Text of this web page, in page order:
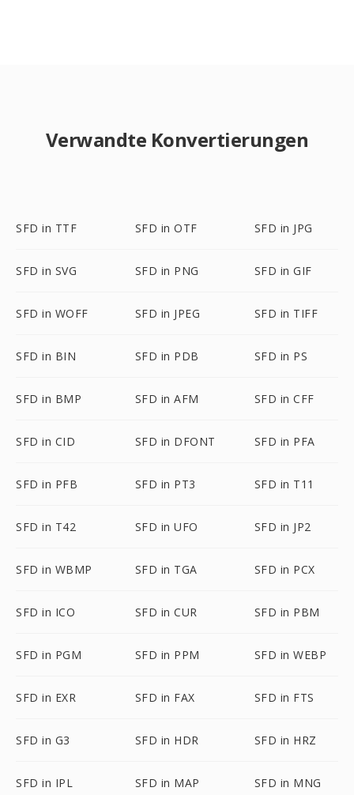
Verwandte Konvertierungen
SFD in TTF SFD in OTF SFD in JPG
SFD in SVG SFD in PNG SFD in GIF
SFD in WOFF SFD in JPEG SFD in TIFF
SFD in BIN SFD in PDB SFD in PS
SFD in BMP SFD in AFM SFD in CFF
SFD in CID SFD in DFONT SFD in PFA
SFD in PFB SFD in PT3 SFD in T11
SFD in T42 SFD in UFO SFD in JP2
SFD in WBMP SFD in TGA SFD in PCX
SFD in ICO SFD in CUR SFD in PBM
SFD in PGM SFD in PPM SFD in WEBP
SFD in EXR SFD in FAX SFD in FTS
SFD in G3 SFD in HDR SFD in HRZ
SFD in IPL SFD in MAP SFD in MNG